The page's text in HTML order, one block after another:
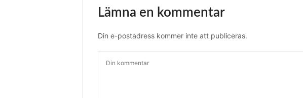
Lämna en kommentar
Din e-postadress kommer inte att publiceras.